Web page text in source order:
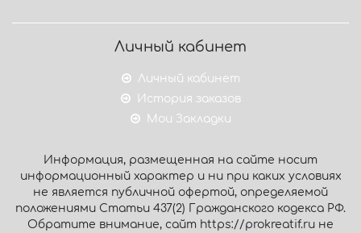
Личный кабинет
Личный кабинет
История заказов
Мои Закладки
Информация, размещенная на сайте носит
информационный характер и ни при каких условиях
не является публичной офертой, определяемой
положениями Статьи 437(2) Гражданского кодекса РФ.
Обратите внимание, сайт https://prokreatif.ru не